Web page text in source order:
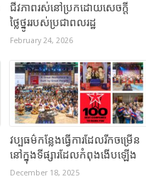
ជីវភាពរស់នៅប្រកដោយសេចក្តី
ថ្លៃថ្នូររបស់ប្រជាពលរដ្ឋ
February 24, 2026
វប្បធម៌កន្លែងធ្វើការដែលរីកចម្រើន
នៅក្នុងទីផ្សារដែលកំពុងងើបឡើង
December 18, 2025